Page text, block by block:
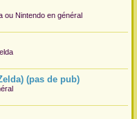
ou Nintendo en général
(pas de pub)